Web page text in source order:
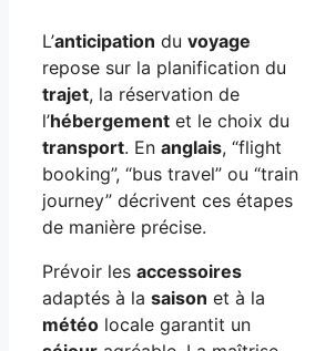
L’anticipation du voyage
repose sur la planification du
trajet, la réservation de
l’hébergement et le choix du
transport. En anglais, “flight
booking”, “bus travel” ou “train
journey” décrivent ces étapes
de manière précise.
Prévoir les accessoires
adaptés à la saison et à la
météo locale garantit un